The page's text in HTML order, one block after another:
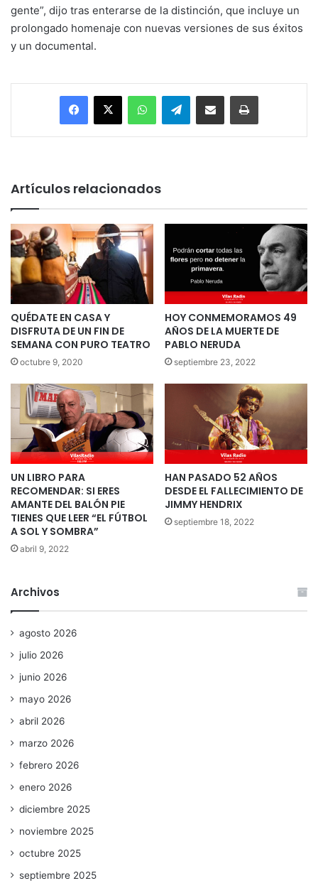
gente”, dijo tras enterarse de la distinción, que incluye un
prolongado homenaje con nuevas versiones de sus éxitos
y un documental.
Facebook
X WhatsAppTelegramEnviar vía email Imprimir
Artículos relacionados
QUÉDATE EN CASA Y
DISFRUTA DE UN FIN DE
SEMANA CON PURO TEATRO
octubre 9, 2020
HOY CONMEMORAMOS 49
AÑOS DE LA MUERTE DE
PABLO NERUDA
septiembre 23, 2022
UN LIBRO PARA
RECOMENDAR: SI ERES
AMANTE DEL BALÓN PIE
TIENES QUE LEER “EL FÚTBOL
A SOL Y SOMBRA”
abril 9, 2022
HAN PASADO 52 AÑOS
DESDE EL FALLECIMIENTO DE
JIMMY HENDRIX
septiembre 18, 2022
Archivos
agosto 2026
julio 2026
junio 2026
mayo 2026
abril 2026
marzo 2026
febrero 2026
enero 2026
diciembre 2025
noviembre 2025
octubre 2025
septiembre 2025